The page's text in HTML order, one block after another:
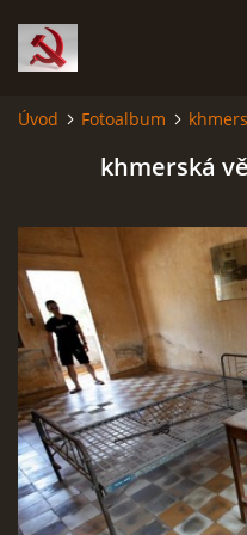
ČERNÁ KNIHA
ČERNÁ KNIHA
RUDÝ HLADOMOR:
KATYŇSKÝ MASAKR
OSTATNÍ ZLOČINY
Úvod Fotoalbum
khmerská